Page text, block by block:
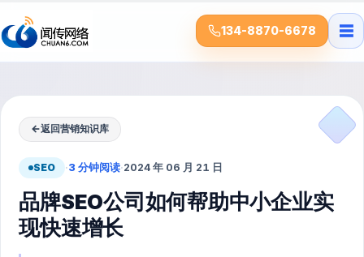
134-8870-6678 ☰
←返回营销知识库
SEO ·3 分钟阅读·2024 年 06 月 21 日
品牌SEO公司如何帮助中小企业实
现快速增长